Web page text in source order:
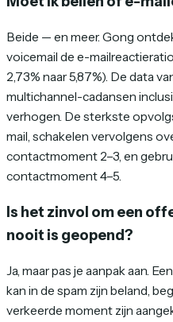
Beide — en meer. Gong
voicemail de e-
2,73% naar 5,87%). De data
multichannel-cadansen
verhogen. De sterkste
mail, schakelen vervolgens
contactmoment 2–3, en
contactmoment 4–5.
Is het zinvol om een
nooit is geopend?
Ja, maar pas je aanpak aan.
kan in de spam zijn beland,
verkeerde moment zijn